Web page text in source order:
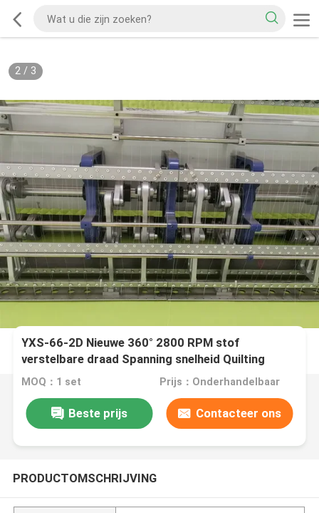
2/ 3
YXS-66-2D Nieuwe 360° 2800 RPM stof
verstelbare draad Spanning snelheid Quilting
Machine
MOQ：1 set Prijs：Onderhandelbaar
Beste prijs Contacteer ons
PRODUCTOMSCHRIJVING